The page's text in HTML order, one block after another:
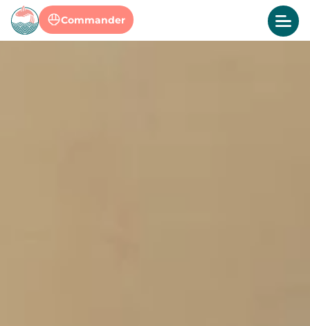
Commander